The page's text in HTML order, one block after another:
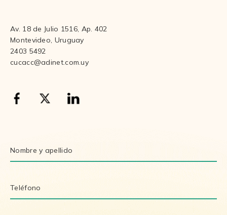
Av. 18 de Julio 1516, Ap. 402
Montevideo, Uruguay
2403 5492
cucacc@adinet.com.uy